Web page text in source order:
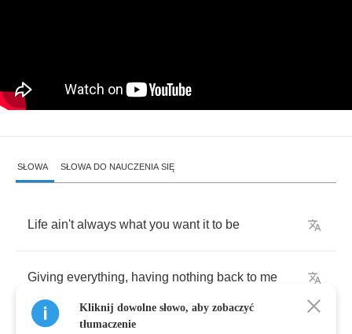
SŁOWA SŁOWA DO NAUCZENIA SIĘ
Life ain't always what you want it to be
Giving everything, having nothing back to me
Kliknij dowolne słowo, aby zobaczyć
tłumaczenie